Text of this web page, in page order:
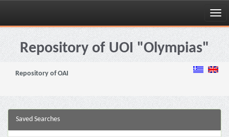
Skip
navigationRepository of UOI "Olympias"
Repository of OAI
Saved Searches